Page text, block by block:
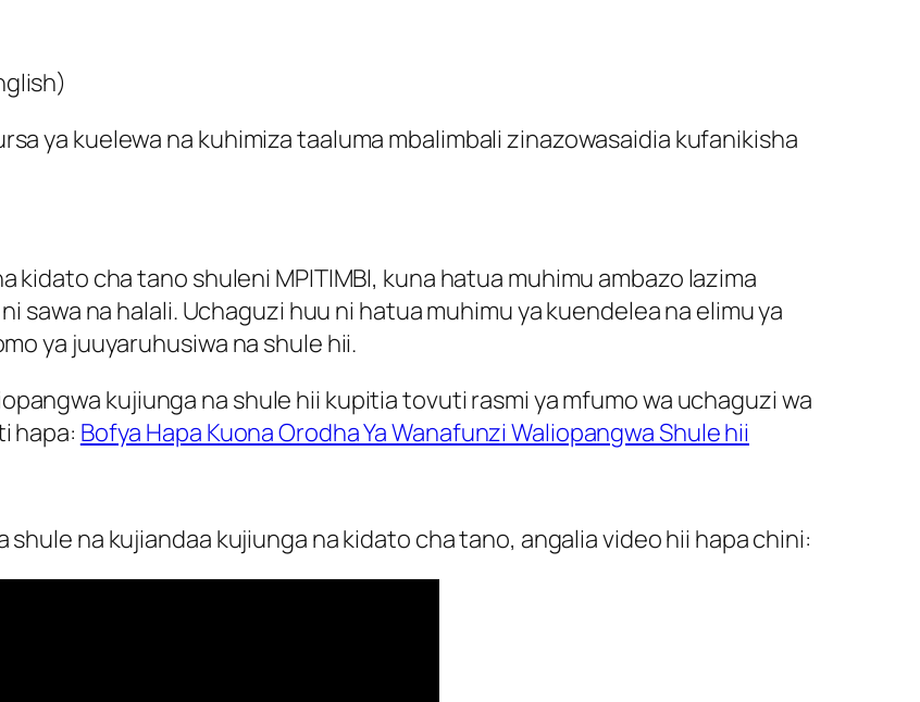
ya kuelewa na kuhimiza taaluma mbalimbali zinazowasaidia kufanikisha
kidato cha tano shuleni MPITIMBI, kuna hatua muhimu ambazo lazima
sawa na halali. Uchaguzi huu ni hatua muhimu ya kuendelea na elimu ya
ya juuyaruhusiwa na shule hii.
kujiunga na shule hii kupitia tovuti rasmi ya mfumo wa uchaguzi wa
hapa: Bofya Hapa Kuona Orodha Ya Wanafunzi Waliopangwa Shule hii
shule na kujiandaa kujiunga na kidato cha tano, angalia video hii hapa chini: